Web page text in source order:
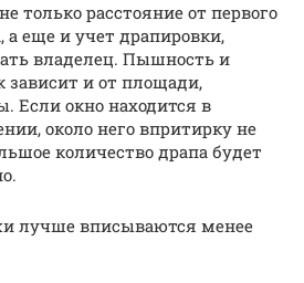
только расстояние от первого
а еще и учет драпировки,
владелец. Пышность и
зависит и от площади,
Если окно находится в
около него впритирку не
количество драпа будет
лучше вписываются менее